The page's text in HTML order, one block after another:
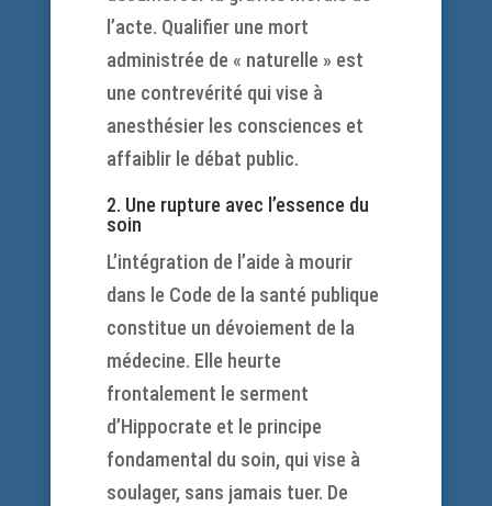
l’acte. Qualifier une mort
administrée de « naturelle » est
une contrevérité qui vise à
anesthésier les consciences et
affaiblir le débat public.
2. Une rupture avec l’essence du
soin
L’intégration de l’aide à mourir
dans le Code de la santé publique
constitue un dévoiement de la
médecine. Elle heurte
frontalement le serment
d’Hippocrate et le principe
fondamental du soin, qui vise à
soulager, sans jamais tuer. De